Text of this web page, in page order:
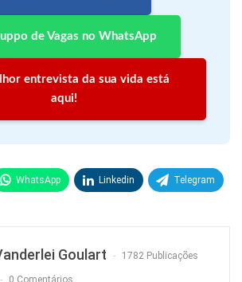
de Vagas no WhatsApp
entrevista da sua vida está
aqui!
WhatsApp Linkedin Telegram
Goulart 1782 Publicações